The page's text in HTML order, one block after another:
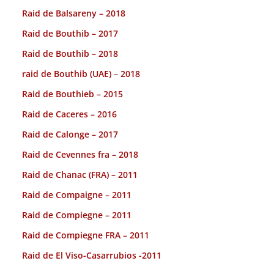
Raid de Balsareny – 2018
Raid de Bouthib – 2017
Raid de Bouthib – 2018
raid de Bouthib (UAE) – 2018
Raid de Bouthieb – 2015
Raid de Caceres – 2016
Raid de Calonge – 2017
Raid de Cevennes fra – 2018
Raid de Chanac (FRA) – 2011
Raid de Compaigne – 2011
Raid de Compiegne – 2011
Raid de Compiegne FRA – 2011
Raid de El Viso-Casarrubios -2011